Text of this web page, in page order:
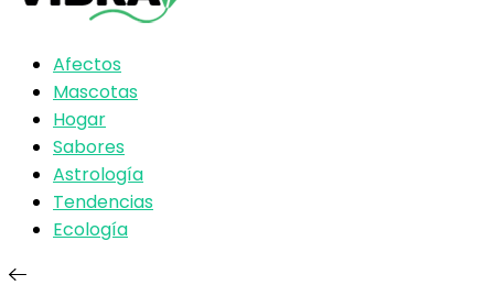
Afectos
Mascotas
Hogar
Sabores
Astrología
Tendencias
Ecología